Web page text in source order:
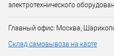
электротехнического
Главный офис: Москва,
Склад самовывоза на карте